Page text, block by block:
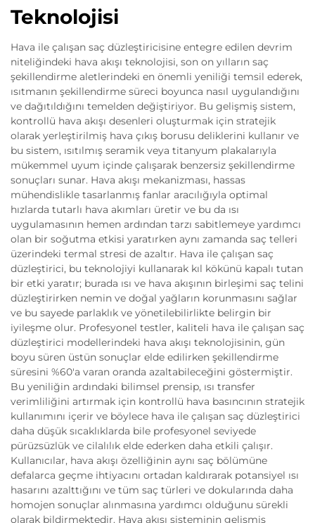
Teknolojisi
Hava ile çalışan saç düzleştiricisine entegre edilen devrim
niteliğindeki hava akışı teknolojisi, son on yılların saç
şekillendirme aletlerindeki en önemli yeniliği temsil ederek,
ısıtmanın şekillendirme süreci boyunca nasıl uygulandığını
ve dağıtıldığını temelden değiştiriyor. Bu gelişmiş sistem,
kontrollü hava akışı desenleri oluşturmak için stratejik
olarak yerleştirilmiş hava çıkış borusu deliklerini kullanır ve
bu sistem, ısıtılmış seramik veya titanyum plakalarıyla
mükemmel uyum içinde çalışarak benzersiz şekillendirme
sonuçları sunar. Hava akışı mekanizması, hassas
mühendislikle tasarlanmış fanlar aracılığıyla optimal
hızlarda tutarlı hava akımları üretir ve bu da ısı
uygulamasının hemen ardından tarzı sabitlemeye yardımcı
olan bir soğutma etkisi yaratırken aynı zamanda saç telleri
üzerindeki termal stresi de azaltır. Hava ile çalışan saç
düzleştirici, bu teknolojiyi kullanarak kıl kökünü kapalı tutan
bir etki yaratır; burada ısı ve hava akışının birleşimi saç telini
düzleştirirken nemin ve doğal yağların korunmasını sağlar
ve bu sayede parlaklık ve yönetilebilirlikte belirgin bir
iyileşme olur. Profesyonel testler, kaliteli hava ile çalışan saç
düzleştirici modellerindeki hava akışı teknolojisinin, gün
boyu süren üstün sonuçlar elde edilirken şekillendirme
süresini %60'a varan oranda azaltabileceğini göstermiştir.
Bu yeniliğin ardındaki bilimsel prensip, ısı transfer
verimliliğini artırmak için kontrollü hava basıncının stratejik
kullanımını içerir ve böylece hava ile çalışan saç düzleştirici
daha düşük sıcaklıklarda bile profesyonel seviyede
pürüzsüzlük ve cilalılık elde ederken daha etkili çalışır.
Kullanıcılar, hava akışı özelliğinin aynı saç bölümüne
defalarca geçme ihtiyacını ortadan kaldırarak potansiyel ısı
hasarını azalttığını ve tüm saç türleri ve dokularında daha
homojen sonuçlar alınmasına yardımcı olduğunu sürekli
olarak bildirmektedir. Hava akışı sisteminin gelişmiş